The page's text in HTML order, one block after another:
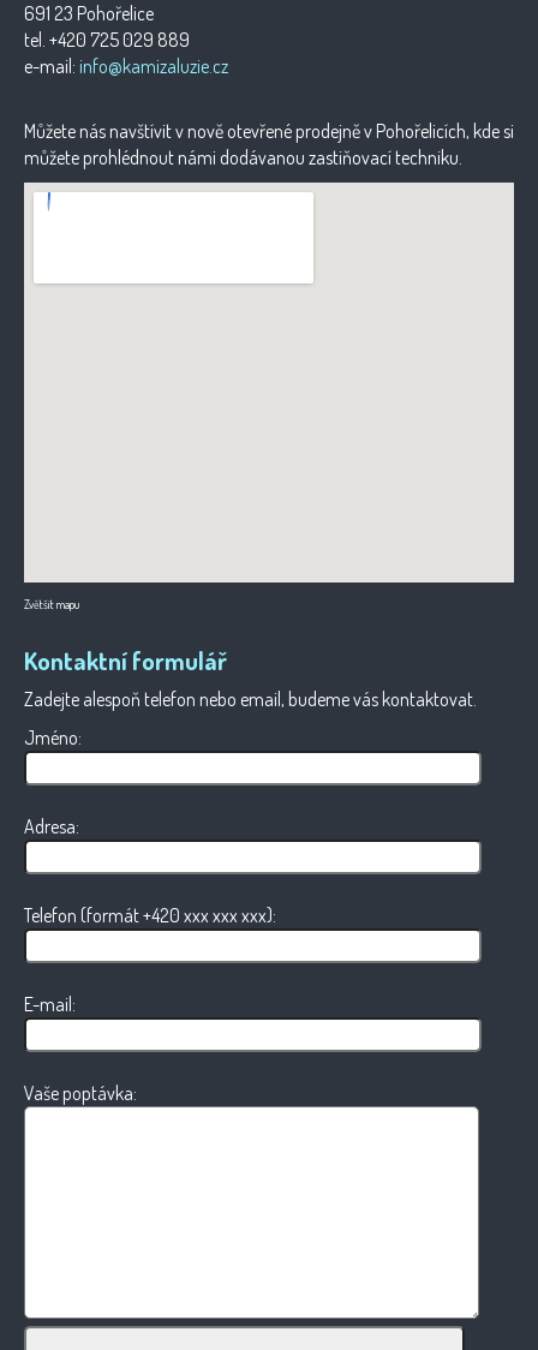
691 23 Pohořelice
tel. +420 725 029 889
e-mail: info@kamizaluzie.cz
Můžete nás navštívit v nově otevřené prodejně v Pohořelicích, kde si
můžete prohlédnout námi dodávanou zastiňovací techniku.
Zvětšit mapu
Kontaktní formulář
Zadejte alespoň telefon nebo email, budeme vás kontaktovat.
Jméno:
Adresa:
Telefon (formát +420 xxx xxx xxx):
E-mail:
Vaše poptávka: